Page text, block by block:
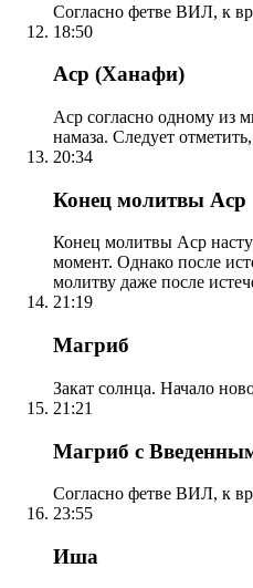
Согласно фетве ВИЛ, к
18:50
Аср (Ханафи)
Аср согласно одному из
намаза. Следует
20:34
Конец молитвы Аср
Конец молитвы Аср
момент. Однако после
молитву даже после
21:19
Магриб
Закат солнца. Начало
21:21
Магриб с
Согласно фетве ВИЛ, к
23:55
Иша